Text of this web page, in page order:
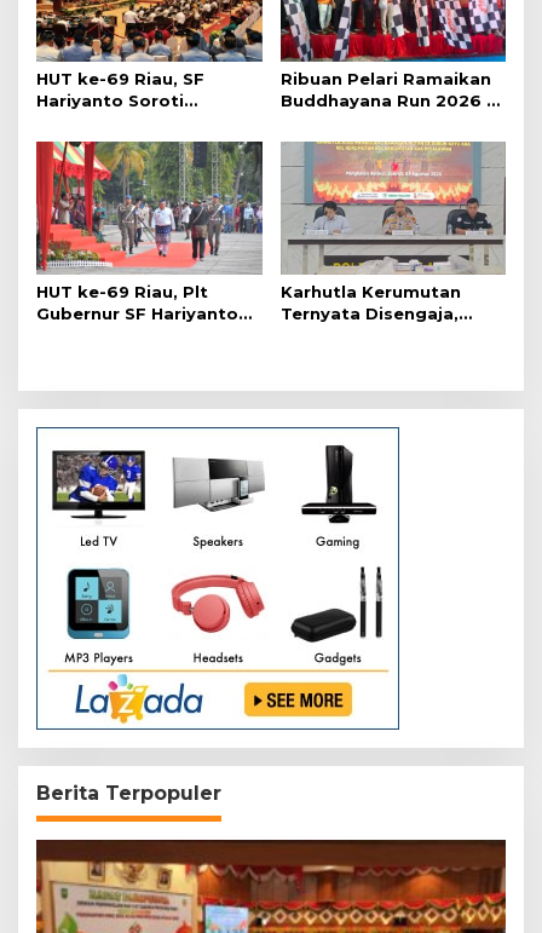
p
o
s
HUT ke-69 Riau, SF
Hariyanto Soroti
Kemiskinan
Ribuan Pelari Ramaikan
Buddhayana Run 2026 di
HUT ke-69 Riau, Plt
Gubernur SF Hariyanto
Karhutla Kerumutan
Ternyata Disengaja,
Berita Terpopuler